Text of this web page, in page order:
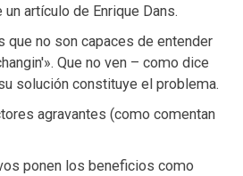
artículo de Enrique Dans.
que no son capaces de entender
Que no ven – como dice
solución constituye el problema.
agravantes (como comentan
ponen los beneficios como